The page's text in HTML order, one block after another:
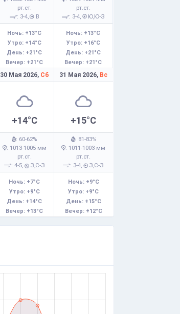
рт.ст.
: 3-4, В
Ночь: +13°C
Утро: +14°C
День: +21°C
Вечер: +21°C
рт.ст.
: 3-4,
Ю,Ю-З
Ночь: +13°C
Утро: +16°C
День: +21°C
Вечер: +21°C
30 Мая 2026, Сб
+14°C
: 60-62%
: 1013-1005 мм
рт.ст.
: 4-5,
З,С-З
Ночь: +7°C
Утро: +9°C
День: +14°C
Вечер: +13°C
31 Мая 2026, Вс
+15°C
: 81-83%
: 1011-1003 мм
рт.ст.
: 3-4, З,С-З
Ночь: +9°C
Утро: +9°C
День: +15°C
Вечер: +12°C